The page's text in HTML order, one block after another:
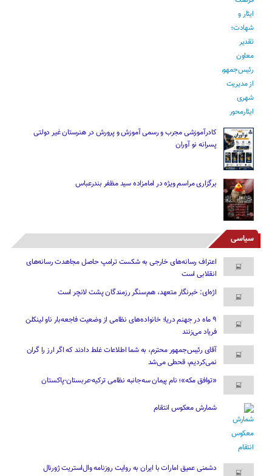
کادرآموزشی مجرب و رسمی آموزش و پرورش در هنرستان غیر دولتی
پسرانه نو آوران
برگزاری مراسم ویژه در امامزاده سید مظفر بندرعباس
سیاسی
اعتراف رسانه‌های خارجی به شکست ترامپ حاصل مجاهدت رسانه‌های
انقلابی است
اژه‌ای: خبرنگار متعهد، هم‌سنگر رزمندگان پشت لانچر است
۹ ماه در جهنم دریا؛ خانواده‌های نظامی از وضعیت فاجعه‌بار ناو لینکلن
فریاد می‌زنند
آقای رئیس‌جمهور محترم، به شما اطلاعات غلط دادند که اگر ارز را گران
نمی‌کردیم، قحطی می‌شد
«توافق مکه»؛ نام پیمان سه‌جانبه نظامی ترکیه-عربستان-پاکستان
شمارش معکوس انتقام
دشمنی عمیق امارات با ایران به روایت روزنامه وال‌استریت ژورنال